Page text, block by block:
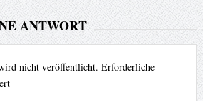
ANTWORT
nicht veröffentlicht. Erforderliche